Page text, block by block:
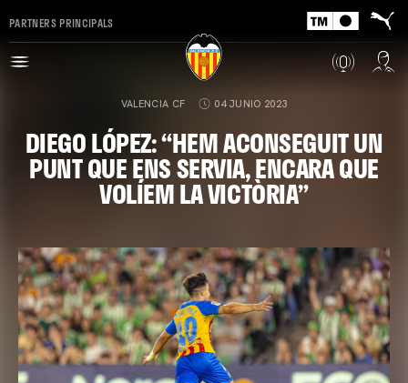
PARTNERS PRINCIPALS
VALENCIA CF 04 JUNIO 2023
DIEGO LÓPEZ: “HEM ACONSEGUIT UN
PUNT QUE ENS SERVIA, ENCARA QUE
VOLÍEM LA VICTÒRIA”